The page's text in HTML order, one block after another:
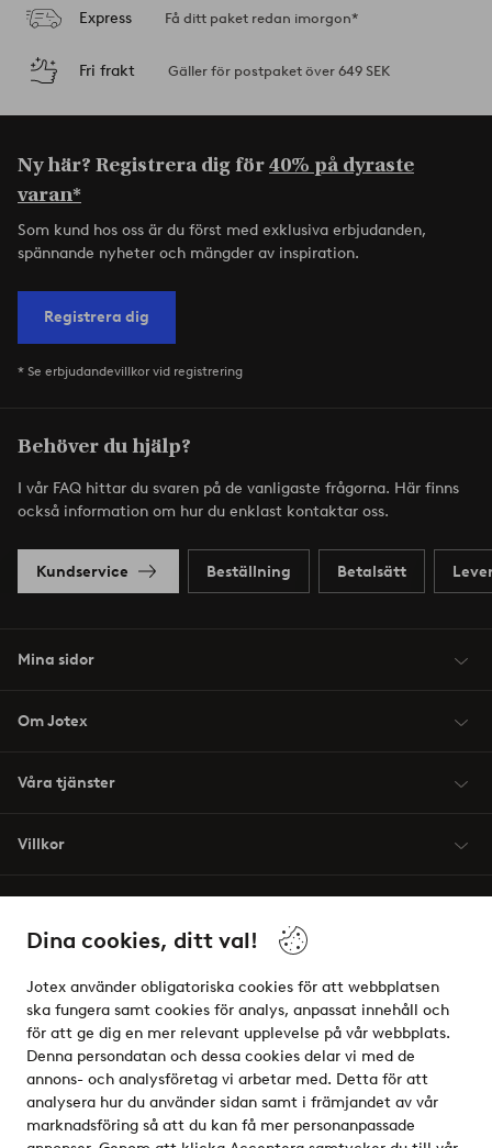
Dina cookies, ditt val!
Jotex använder obligatoriska cookies för att webbplatsen
ska fungera samt cookies för analys, anpassat innehåll och
för att ge dig en mer relevant upplevelse på vår webbplats.
Denna persondatan och dessa cookies delar vi med de
annons- och analysföretag vi arbetar med. Detta för att
analysera hur du använder sidan samt i främjandet av vår
marknadsföring så att du kan få mer personanpassade
Express Få ditt paket redan imorgon*
Fri frakt Gäller för postpaket över 649 SEK
Ny här? Registrera dig för40% på dyraste
varan*
Som kund hos oss är du först med exklusiva erbjudanden,
spännande nyheter och mängder av inspiration.
Registrera dig
* Se erbjudandevillkor vid registrering
Behöver du hjälp?
I vår FAQ hittar du svaren på de vanligaste frågorna. Här finns
också information om hur du enklast kontaktar oss.
Kundservice Beställning Betalsätt
Mina sidor
Om Jotex
Våra tjänster
Villkor
Säkra betalningar - Betala direkt eller dela upp
Vill du veta mer om våra betalalternativ?
elpy